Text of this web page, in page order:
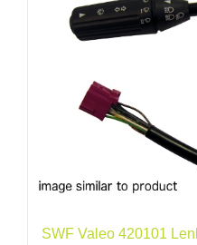
SWF Valeo 420101